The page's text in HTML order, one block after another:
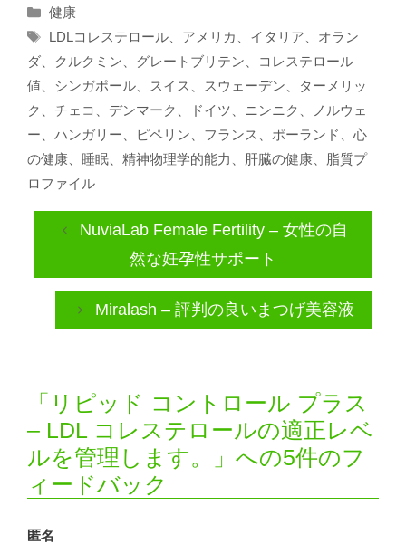
カ
テ
リ
ー
健康
タ
グ
LDLコレステロール アメリカ イタリア
オラン
ダ
クルクミン グレートブリテン
コレステロール
値
シンガポール スイス スウェーデン
ターメリッ
ク
チェコ デンマーク ドイツ ニンニク
ノルウェ
ー
ハンガリー ピペリン フランス ポーランド
心
の健康
睡眠 精神物理学的能力 肝臓の健康
脂質プ
ロファイル
NuviaLab Female Fertility – 女性の自
然な妊孕性サポート
Miralash – 評判の良いまつげ美容液
「リピッド コントロール プラス
– LDL コレステロールの適正レベ
ルを管理します。」への5件のフ
ィードバック
匿名